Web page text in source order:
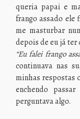
queria papai e
frango assado ele
me masturbar
depois de eu já ter
“Eu falei frango
continuava nas
minhas respostas
enchendo
perguntava algo.